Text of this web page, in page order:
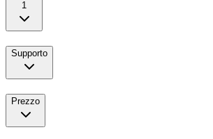
1
Supporto
Prezzo